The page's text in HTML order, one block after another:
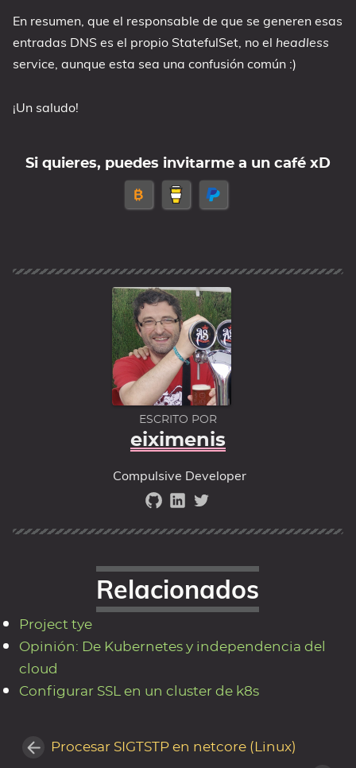
En resumen, que el responsable de que se generen esas
entradas DNS es el propio StatefulSet, no el headless
service, aunque esta sea una confusión común :)
¡Un saludo!
Si quieres, puedes invitarme a un café xD
ESCRITO POR
eiximenis
Compulsive Developer
Relacionados
Project tye
Opinión: De Kubernetes y independencia del
cloud
Configurar SSL en un cluster de k8s
Procesar SIGTSTP en netcore (Linux)